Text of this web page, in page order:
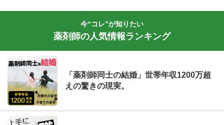
今“コレ”が知りたい
薬剤師の人気情報ランキング
「薬剤師同士の結婚」世帯年収1200万超
えの驚きの現実。